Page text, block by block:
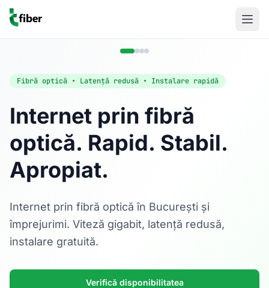
Fibră optică • Latență redusă • Instalare rapidă
Internet prin fibră
optică. Rapid. Stabil.
Apropiat.
Internet prin fibră optică în București și
împrejurimi. Viteză gigabit, latență redusă,
instalare gratuită.
Verifică disponibilitatea
Acasă
Internet Rezidențial
Fibră optică până la 1 Gbps, direct în casa ta.